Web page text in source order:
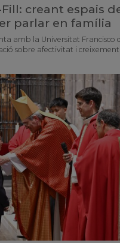
creant espais
parlar en família
amb la Universitat Francisco
sobre afectivitat i